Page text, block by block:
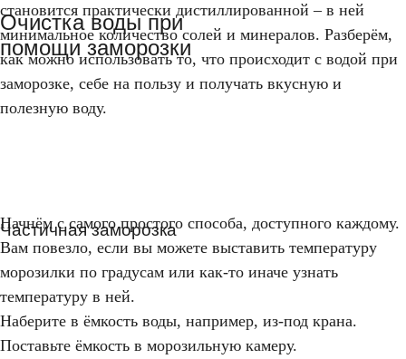
Очистка воды при
помощи заморозки
становится практически дистиллированной – в ней
минимальное количество солей и минералов. Разберём,
как можно использовать то, что происходит с водой при
заморозке, себе на пользу и получать вкусную и
полезную воду.
Частичная заморозка
Начнём с самого простого способа, доступного каждому.
Вам повезло, если вы можете выставить температуру
морозилки по градусам или как-то иначе узнать
температуру в ней.
Наберите в ёмкость воды, например, из-под крана.
Поставьте ёмкость в морозильную камеру.